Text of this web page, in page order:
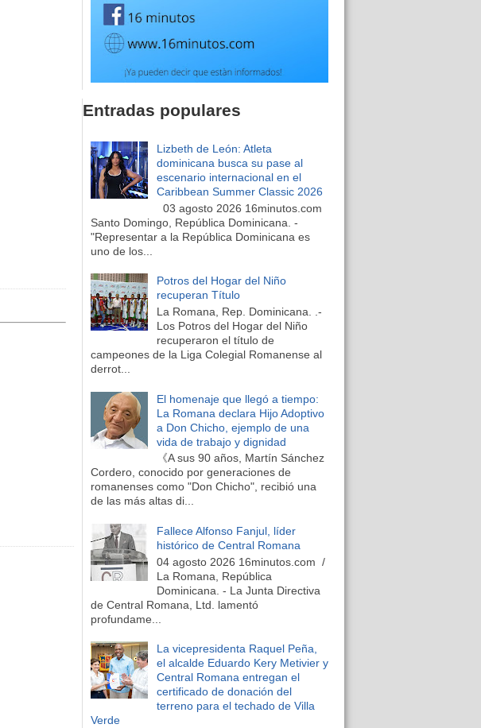
Entradas populares
Lizbeth de León: Atleta
dominicana busca su pase al
escenario internacional en el
Caribbean Summer Classic 2026
03 agosto 2026 16minutos.com
Santo Domingo, República Dominicana. -
"Representar a la República Dominicana es
uno de los...
Potros del Hogar del Niño
recuperan Título
La Romana, Rep. Dominicana. .-
Los Potros del Hogar del Niño
recuperaron el título de
campeones de la Liga Colegial Romanense al
derrot...
El homenaje que llegó a tiempo:
La Romana declara Hijo Adoptivo
a Don Chicho, ejemplo de una
vida de trabajo y dignidad
《A sus 90 años, Martín Sánchez
Cordero, conocido por generaciones de
romanenses como "Don Chicho", recibió una
de las más altas di...
Fallece Alfonso Fanjul, líder
histórico de Central Romana
04 agosto 2026 16minutos.com /
La Romana, República
Dominicana. - La Junta Directiva
de Central Romana, Ltd. lamentó
profundame...
La vicepresidenta Raquel Peña,
el alcalde Eduardo Kery Metivier y
Central Romana entregan el
certificado de donación del
terreno para el techado de Villa
Verde